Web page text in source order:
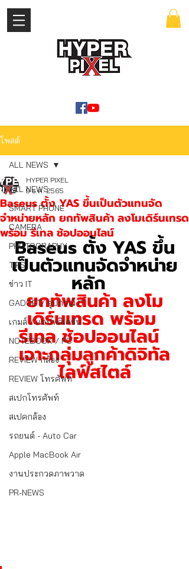
โพสต์
ALL NEWS
SMART PHONE
CAMERA
PHOTOGRAPHY
TIPS
ข่าว IT
GADGET/ อุปกรณ์ IT
เกมส์ / แอปพลิเคชั่น
NOTEBOOK / PC
REVIEW กล้อง
REVIEW โทรศัพท์
สเปกโทรศัพท์
สเปคกล้อง
รถยนต์ - Auto Car
Apple MacBook Air
งานประกวดภาพวาด
PR-NEWS
ALL NEWS
Baseus ตั้ง YAS ขึ้นเป็นตัวแทนจัด
จำหน่ายหลัก ยกทัพสินค้า ลงโมเดิร์นเทรด
พร้อม รีเทล ช้อปออนไลน์
HYPER PIXEL
9 ธ.ค. 2565
Baseus ตั้ง YAS ขึ้น
เป็นตัวแทนจัดจำหน่าย
หลัก
ยกทัพสินค้า ลงโม
เดิร์นเทรด พร้อม
รีเทล ช้อปออนไลน์
เจาะกลุ่มลูกค้าดิจิทัล
ไลฟ์สไตล์